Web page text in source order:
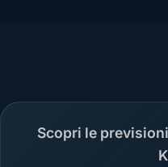
Scopri le